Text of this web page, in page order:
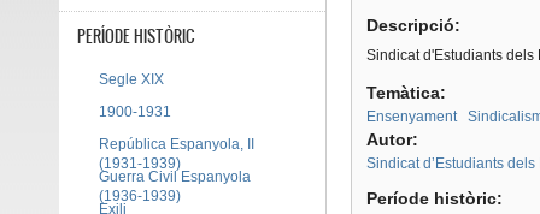
Descripció:
Sindicat d'Estudiants
Temàtica:
Ensenyament
Autor:
Sindicat d’Estudiants
Període històric:
PERÍODE HISTÒRIC
Segle XIX
1900-1931
República Espanyola, II
(1931-1939)
Guerra Civil Espanyola
(1936-1939)
Exili